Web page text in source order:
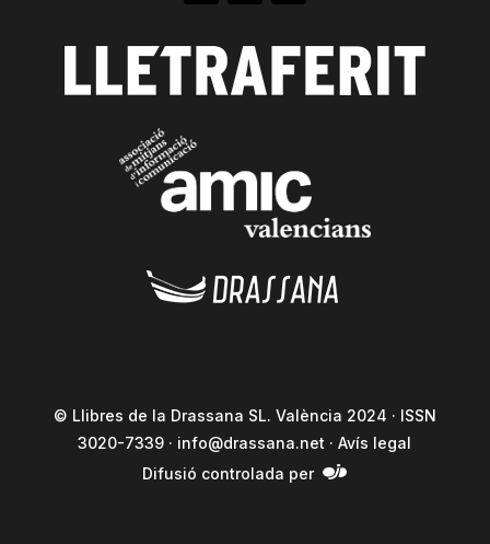
© Llibres de la Drassana SL. València 2024 · ISSN
3020-7339 · info@drassana.net ·Avís legal
Difusió controlada per